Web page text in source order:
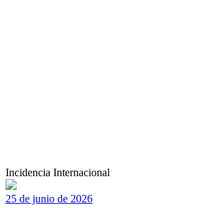
Incidencia Internacional
25 de junio de 2026